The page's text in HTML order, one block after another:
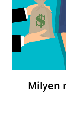
Milyen